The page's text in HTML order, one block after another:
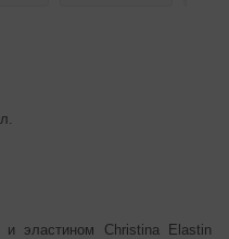
эластином Christina Elastin